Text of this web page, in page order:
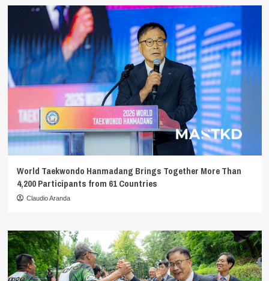
World Taekwondo Hanmadang Brings Together More Than
4,200 Participants from 61 Countries
Claudio Aranda